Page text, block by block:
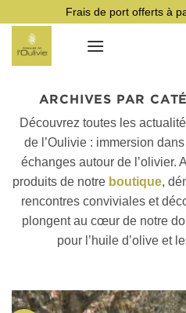
au
contenu
Frais de port offerts à
ARCHIVES PAR
Découvrez toutes les
de l’Oulivie : immersion
échanges autour de l’olivier.
produits de notre boutique,
rencontres conviviales et
plongent au cœur de notre
pour l’huile d’olive et